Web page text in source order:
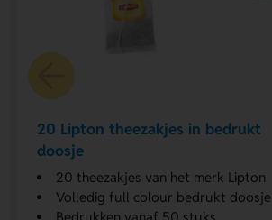
20 Lipton theezakjes in bedrukt
doosje
20 theezakjes van het merk Lipton
Volledig full colour bedrukt doosje